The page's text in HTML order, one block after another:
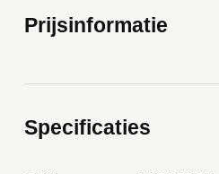
Prijsinformatie
Specificaties